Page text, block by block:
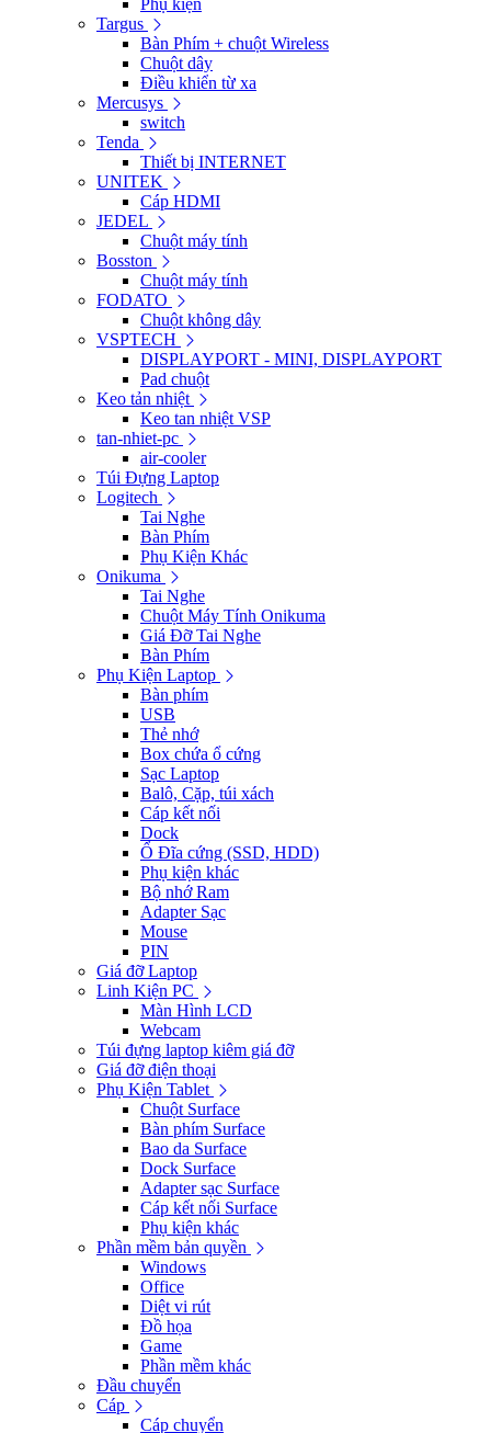
Phụ kiện
Targus
Bàn Phím + chuột Wireless
Chuột dây
Điều khiển từ xa
Mercusys
switch
Tenda
Thiết bị INTERNET
UNITEK
Cáp HDMI
JEDEL
Chuột máy tính
Bosston
Chuột máy tính
FODATO
Chuột không dây
VSPTECH
DISPLAYPORT - MINI, DISPLAYPORT
Pad chuột
Keo tản nhiệt
Keo tan nhiệt VSP
tan-nhiet-pc
air-cooler
Túi Đựng Laptop
Logitech
Tai Nghe
Bàn Phím
Phụ Kiện Khác
Onikuma
Tai Nghe
Chuột Máy Tính Onikuma
Giá Đỡ Tai Nghe
Bàn Phím
Phụ Kiện Laptop
Bàn phím
USB
Thẻ nhớ
Box chứa ổ cứng
Sạc Laptop
Balô, Cặp, túi xách
Cáp kết nối
Dock
Ổ Đĩa cứng (SSD, HDD)
Phụ kiện khác
Bộ nhớ Ram
Adapter Sạc
Mouse
PIN
Giá đỡ Laptop
Linh Kiện PC
Màn Hình LCD
Webcam
Túi đựng laptop kiêm giá đỡ
Giá đỡ điện thoại
Phụ Kiện Tablet
Chuột Surface
Bàn phím Surface
Bao da Surface
Dock Surface
Adapter sạc Surface
Cáp kết nối Surface
Phụ kiện khác
Phần mềm bản quyền
Windows
Office
Diệt vi rút
Đồ họa
Game
Phần mềm khác
Đầu chuyển
Cáp
Cáp chuyển